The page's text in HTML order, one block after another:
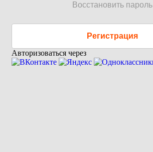
Восстановить пароль
Регистрация
Авторизоваться через